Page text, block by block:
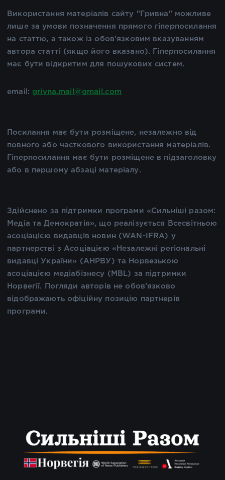
Використання матеріалів сайту "Гривна" можливе
лише за умови позначення прямого гіперпосилання
на статтю, а також із обов'язковим вказуванням
автора статті (якщо його вказано). Гіперпосилання
має бути відкритим для пошукових систем.
email: grivna.mail@gmail.com
Посилання має бути розміщене, незалежно від
повного або часткового використання матеріалів.
Гіперпосилання має бути розміщене в підзаголовку
або в першому абзаці матеріалу.
Здійснено за підтримки програми «Сильніші разом:
Медіа та Демократія», що реалізується Всесвітньою
асоціацією видавців новин (WAN-IFRA) у
партнерстві з Асоціацією «Незалежні регіональні
видавці України» (АНРВУ) та Норвезькою
асоціацією медіабізнесу (MBL) за підтримки
Норвегії. Погляди авторів не обов’язково
відображають офіційну позицію партнерів
програми.